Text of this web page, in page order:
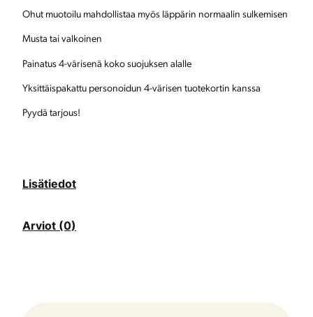
o
j
u
s
m
r
Ohut muotoilu mahdollistaa myös läppärin normaalin sulkemisen
Musta tai valkoinen
Painatus 4-värisenä koko suojuksen alalle
Yksittäispakattu personoidun 4-värisen tuotekortin kanssa
Pyydä tarjous!
Lisätiedot
Arviot (0)